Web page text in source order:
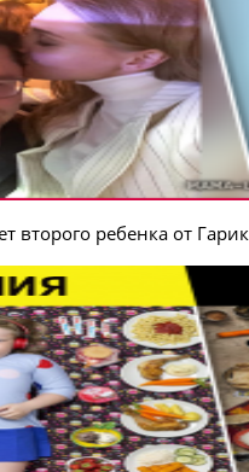
второго ребенка от